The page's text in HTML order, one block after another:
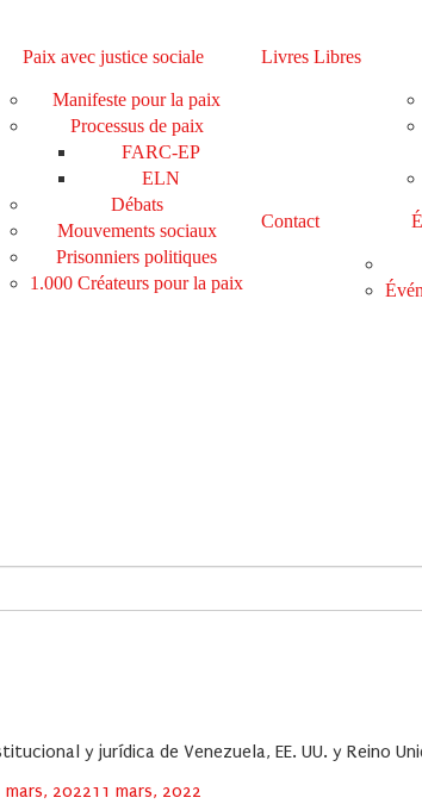
Paix avec justice sociale
Manifeste pour la paix
Processus de paix
FARC-EP
ELN
Débats
Mouvements sociaux
Prisonniers politiques
1.000 Créateurs pour la paix
Livres Libres
Contact
y jurídica de Venezuela, EE. UU. y Reino
mars, 202211 mars, 2022